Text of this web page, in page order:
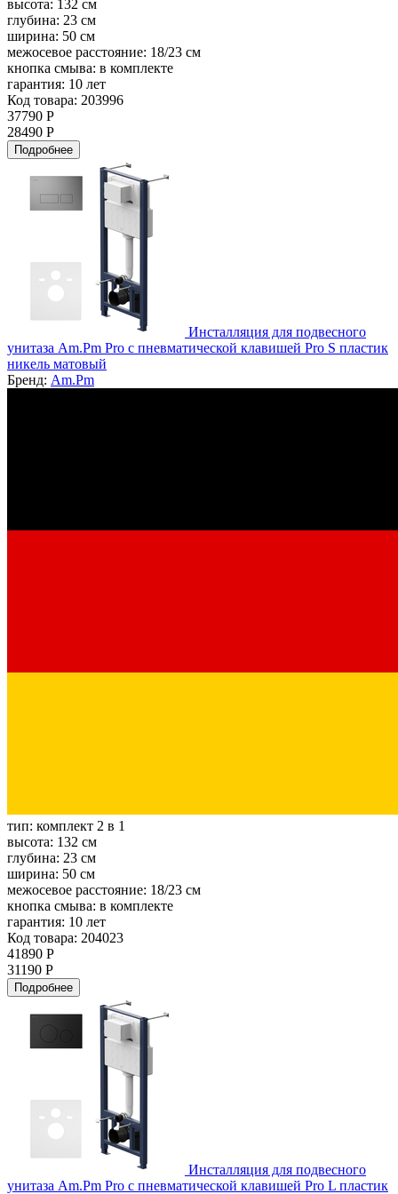
высота: 132 см
глубина: 23 см
ширина: 50 см
межосевое расстояние: 18/23 см
кнопка смыва: в комплекте
гарантия: 10 лет
Код товара: 203996
37790 Р
28490 Р
Подробнее
Инсталляция для подвесного
унитаза Am.Pm Pro с пневматической клавишей Pro S пластик
никель матовый
Бренд: Am.Pm
тип: комплект 2 в 1
высота: 132 см
глубина: 23 см
ширина: 50 см
межосевое расстояние: 18/23 см
кнопка смыва: в комплекте
гарантия: 10 лет
Код товара: 204023
41890 Р
31190 Р
Подробнее
Инсталляция для подвесного
унитаза Am.Pm Pro с пневматической клавишей Pro L пластик